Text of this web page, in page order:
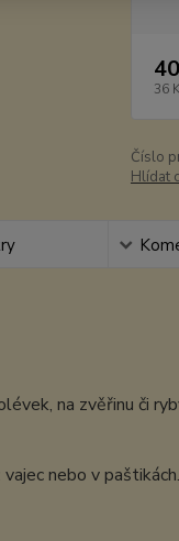
36
Číslo
Hlídat
na zvěřinu či
nebo v